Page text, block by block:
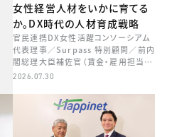
女性経営人材をいかに育てる
か。DX時代の人材育成戦略
官民連携DX女性活躍コンソーシアム
代表理事／Surpass 特別顧問／前内
閣総理大臣補佐官（賃金・雇用担当）
矢田 稚子
2026.07.30